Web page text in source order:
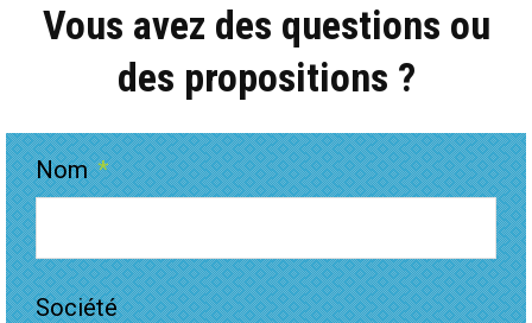
Vous avez des questions ou
des propositions ?
Nom *
Société